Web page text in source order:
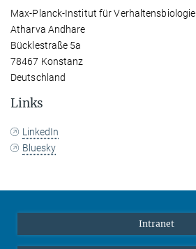
Max-Planck-Institut für Verhaltensbiologie
Atharva Andhare
Bücklestraße 5a
78467 Konstanz
Deutschland
Links
LinkedIn
Bluesky
Intranet